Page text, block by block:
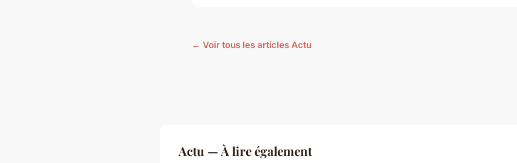
← Voir tous les articles Actu
Actu — À lire également